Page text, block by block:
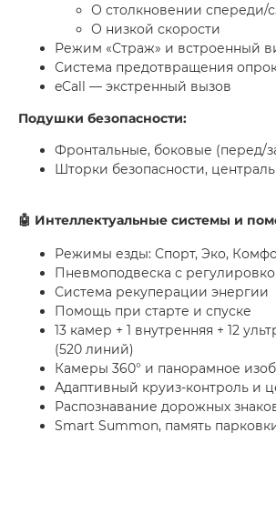
О столкновении спереди/
О низкой скорости
Режим «Страж» и встроенный
Система предотвращения
eCall — экстренный вызов
Подушки безопасности:
Фронтальные, боковые (перед/
Шторки безопасности,
🤖 Интеллектуальные системы и
Режимы езды: Спорт, Эко,
Пневмоподвеска с
Система рекуперации энергии
Помощь при старте и спуске
13 камер + 1 внутренняя + 12
(520 линий)
Камеры 360° и панорамное
Адаптивный круиз-контроль и
Распознавание дорожных
Smart Summon, память